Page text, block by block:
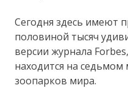
Сегодня здесь имеют
половиной тысяч
версии журнала
находится на седьмом
зоопарков мира.